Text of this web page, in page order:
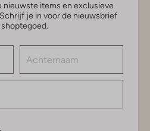
nieuwste items en exclusieve
je in voor de nieuwsbrief
shoptegoed.